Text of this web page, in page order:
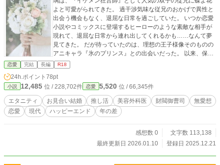
よと可愛がられてきた。 過干渉気味な従兄のおかげで異性と
出会う機会もなく、退屈な日常を過ごしていた。 いつか恋愛
小説やコミックスに登場するヒーローのような素敵な相手が
現れて、退屈な日常から連れ出してくれるかも……なんて夢
見てきた。 だが待っていたのは、理想の王子様像そのものの
アニキャラ『氷のプリンス』との出会いだった。 以来、保育
士として働く傍ら、ソロ活と称して推し活を満喫中。 そんな
杏璃の元に突如縁談話が舞い込んでくるのだが、見合い当
日、相手にドタキャンされてしまう。 そこに現れたのが、な
んと推し――氷のプリンスにそっくりな美容外科医・鷹村央
輔だった。 しかも見合い相手にドタキャンされたという。 ―
―これはきっと夢に違いない。 そう思っていた矢先、伯母の
提案により央輔と見合いをすることになり、それがきっかけ
かソックリだけど、無表情で無愛想だし、理想なのは見かけ
だけ。絶対に好きになんかならない。そう思っていたの
恋愛 完結 長編 R18
24h.ポイント 78pt
小説 12,485 位 / 228,702件 恋愛 5,520 位 / 66,345件
エタニティ お見合い結婚 推し活 美容外科医 財閥御曹司
無愛想
恋愛
現代 ハッピーエンド 年の差
感想数 0
文字数 113,138
最終更新日 2026.01.10
登録日 2025.12.21